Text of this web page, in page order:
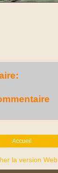
Accueil
la version Web